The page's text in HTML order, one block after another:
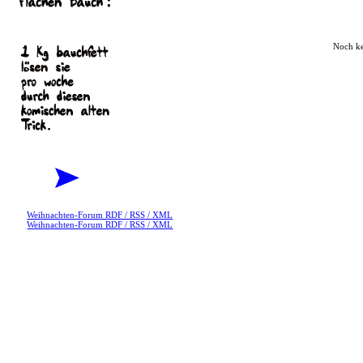
Noch
Weihnachten-Forum RDF / RSS / XML
Weihnachten-Forum RDF / RSS / XML